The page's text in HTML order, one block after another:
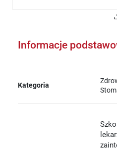
Informacje
Kategoria